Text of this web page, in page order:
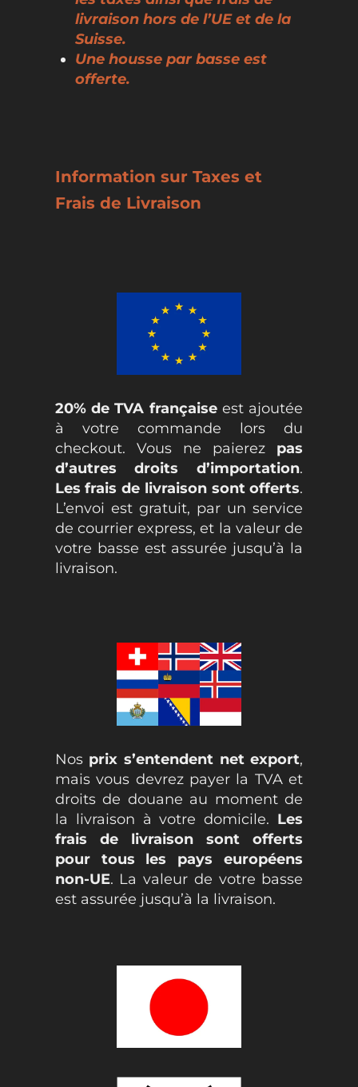
livraison hors de l’UE et de la
Suisse.
Une housse par basse est
offerte.
Information sur Taxes et
Frais de Livraison
20% de TVA françaiseest ajoutée
à votre commande lors du
checkout. Vous ne paierez pas
d’autres droits d’importation.
Les frais de livraison sont offerts.
L’envoi est gratuit, par un service
de courrier express, et la valeur de
votre basse est assurée jusqu’à la
livraison.
Nos prix s’entendent net export,
mais vous devrez payer la TVA et
droits de douane au moment de
la livraison à votre domicile. Les
frais de livraison sont offerts
pour tous les pays européens
non-UE. La valeur de votre basse
est assurée jusqu’à la livraison.